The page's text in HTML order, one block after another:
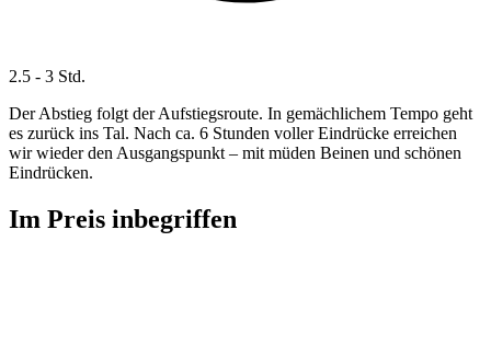
2.5 - 3 Std.
Der Abstieg folgt der Aufstiegsroute. In gemächlichem Tempo geht
es zurück ins Tal. Nach ca. 6 Stunden voller Eindrücke erreichen
wir wieder den Ausgangspunkt – mit müden Beinen und schönen
Eindrücken.
Im Preis inbegriffen